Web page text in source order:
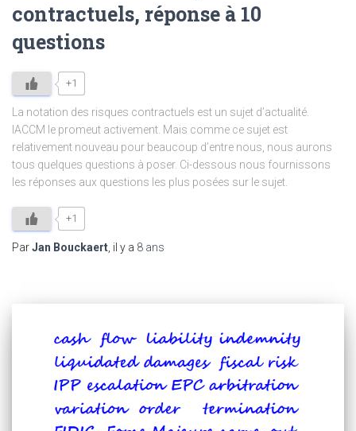
contractuels, réponse à 10
questions
+1
La notation des risques contractuels est un sujet d’actualité.
IACCM le promeut activement. Mais comme ce sujet est
relativement nouveau pour beaucoup d’entre nous, nous aurons
tous quelques questions à poser. Ci-dessous nous fournissons
les réponses aux questions les plus posées sur le sujet.
+1
ParJan Bouckaert , il y a 8 ans